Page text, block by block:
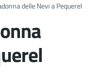
delle Nevi a Pequerel